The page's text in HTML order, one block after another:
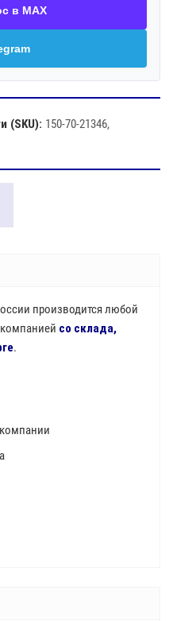
в MAX
(SKU): 150-70-21346,
производится любой
со склада,
.